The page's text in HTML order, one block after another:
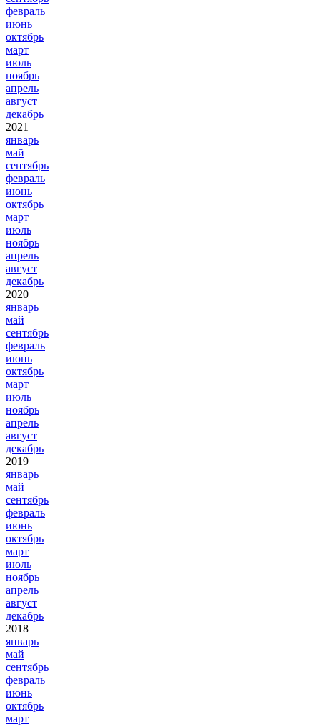
февраль
июнь
октябрь
март
июль
ноябрь
апрель
август
декабрь
2021
январь
май
сентябрь
февраль
июнь
октябрь
март
июль
ноябрь
апрель
август
декабрь
2020
январь
май
сентябрь
февраль
июнь
октябрь
март
июль
ноябрь
апрель
август
декабрь
2019
январь
май
сентябрь
февраль
июнь
октябрь
март
июль
ноябрь
апрель
август
декабрь
2018
январь
май
сентябрь
февраль
июнь
октябрь
март